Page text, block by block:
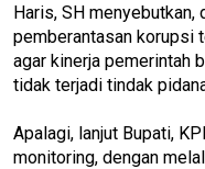
Haris, SH menyebutkan,
pemberantasan korupsi
agar kinerja pemerintah
tidak terjadi tindak
Apalagi, lanjut Bupati,
monitoring, dengan